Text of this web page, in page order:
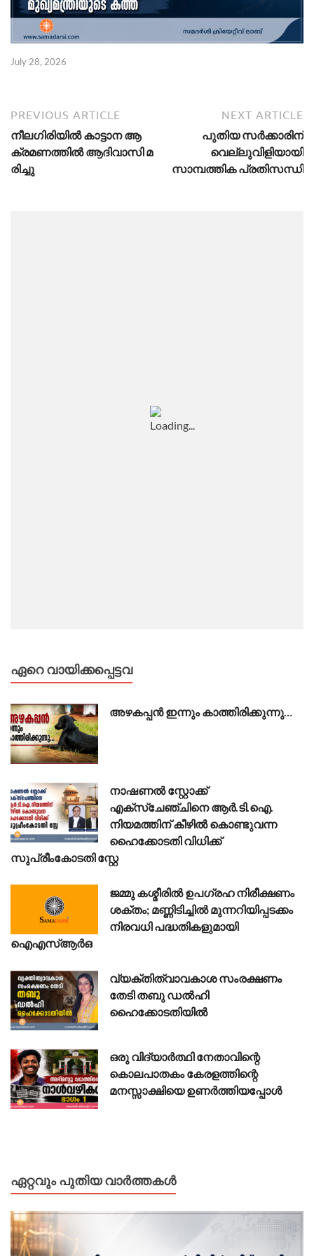
July 28, 2026
PREVIOUS ARTICLE
നീ​​​ല​​​ഗി​​​രി​​​യി​​​ൽ കാ​​​ട്ടാ​​​ന ആ​​​
ക്ര​​​മ​​​ണ​​​ത്തി​​​ൽ ആ​​​ദി​​​വാ​​​സി മ​​​
രി​​​ച്ചു
NEXT ARTICLE
പുതിയ സർക്കാരിന്
വെല്ലുവിളിയായി
സാമ്പത്തിക പ്രതിസന്ധി
ഏറെ വായിക്കപ്പെട്ടവ
അഴകപ്പൻ ഇന്നും കാത്തിരിക്കുന്നു…
നാഷണൽ സ്റ്റോക്ക്
എക്സ്ചേഞ്ചിനെ ആർ.ടി.ഐ.
നിയമത്തിന് കീഴിൽ കൊണ്ടുവന്ന
ഹൈക്കോടതി വിധിക്ക്
സുപ്രീംകോടതി സ്റ്റേ
ജമ്മു കശ്മീരിൽ ഉപഗ്രഹ നിരീക്ഷണം
ശക്തം; മണ്ണിടിച്ചിൽ മുന്നറിയിപ്പടക്കം
നിരവധി പദ്ധതികളുമായി
ഐഎസ്ആർഒ
വ്യക്തിത്വാവകാശ സംരക്ഷണം
തേടി തബു ഡൽഹി
ഹൈക്കോടതിയിൽ
ഒരു വിദ്യാർത്ഥി നേതാവിന്റെ
കൊലപാതകം കേരളത്തിന്റെ
മനസ്സാക്ഷിയെ ഉണർത്തിയപ്പോൾ
ഏറ്റവും പുതിയ വാർത്തകൾ